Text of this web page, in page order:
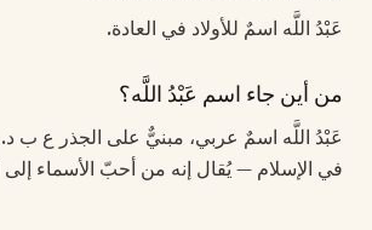
عَبْدُ اللَّه اسمٌ للأولاد في العادة.
من أين جاء اسم عَبْدُ اللَّه؟
عَبْدُ اللَّه اسمٌ عربي، مبنيٌّ على الجذر ع ب
في الإسلام — يُقال إنه من أحبّ الأسماء إلى